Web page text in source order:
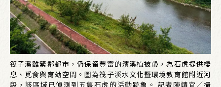
筏子溪雖緊鄰都市，仍保留豐富的濱溪植被帶，為石虎提供棲
息、覓食與育幼空間。圖為筏子溪水文化暨環境教育館附近河
段，該區域已偵測到五隻石虎的活動跡象。 記者陳靖宜／攝